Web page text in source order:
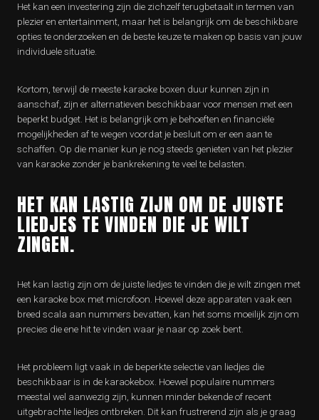
Het kan een investering zijn die zichzelf terugbetaalt in termen van
plezier en entertainment, maar het is belangrijk om de beschikbare
opties te onderzoeken en de beste keuze te maken op basis van jouw
individuele situatie.
Kortom, terwijl de meeste karaoke boxen duur kunnen zijn in
aanschaf, zijn er alternatieven beschikbaar voor mensen met een
beperkt budget. Het is belangrijk om je behoeften en financiële
mogelijkheden af te wegen voordat je besluit om er een aan te
schaffen. Op die manier kun je nog steeds genieten van het plezier
van karaoke zonder je bankrekening te veel te belasten.
HET KAN LASTIG ZIJN OM DE JUISTE
LIEDJES TE VINDEN DIE JE WILT
ZINGEN.
Het kan lastig zijn om de juiste liedjes te vinden die je wilt zingen met
een karaoke box met microfoon. Hoewel deze apparaten vaak een
breed scala aan nummers bevatten, kan het soms moeilijk zijn om
precies die ene hit te vinden waar je naar op zoek bent.
Het probleem ligt vaak in de beperkte selectie van liedjes die
beschikbaar is in de karaokebox. Hoewel populaire nummers
meestal wel aanwezig zijn, kunnen minder bekende of recent
uitgebrachte liedjes ontbreken. Dit kan frustrerend zijn als je graag